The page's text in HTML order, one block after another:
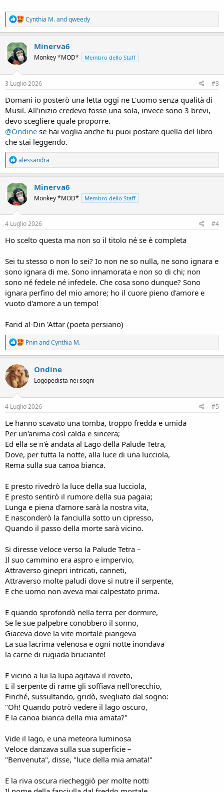
R
e
a
t
i
n
s
Cynthia M.andqweedy
Minerva6
Monkey *MOD* Membro dello Staff
3 Luglio 2026 #3
Domani io posterò una letta oggi ne L'uomo senza qualità di
Musil. All'inizio credevo fosse una sola, invece sono 3 brevi,
devo scegliere quale proporre.
@Ondine se hai voglia anche tu puoi postare quella del libro
che stai leggendo.
R
e
a
c
t
i
o
n
s
alessandra
Minerva6
Monkey *MOD* Membro dello Staff
4 Luglio 2026 #4
Ho scelto questa ma non so il titolo né se è completa
Sei tu stesso o non lo sei? Io non ne so nulla, ne sono ignara e
sono ignara di me. Sono innamorata e non so di chi; non
sono né fedele né infedele. Che cosa sono dunque? Sono
ignara perfino del mio amore; ho il cuore pieno d'amore e
vuoto d'amore a un tempo!
Farid al-Din 'Attar (poeta persiano)
R
e
a
t
i
n
s
PninandCynthia M.
Ondine
Logopedista nei sogni
4 Luglio 2026 #5
Le hanno scavato una tomba, troppo fredda e umida
Per un'anima così calda e sincera;
Ed ella se n'è andata al Lago della Palude Tetra,
Dove, per tutta la notte, alla luce di una lucciola,
Rema sulla sua canoa bianca.
E presto rivedrò la luce della sua lucciola,
E presto sentirò il rumore della sua pagaia;
Lunga e piena d'amore sarà la nostra vita,
E nasconderò la fanciulla sotto un cipresso,
Quando il passo della morte sarà vicino.
Si diresse veloce verso la Palude Tetra –
Il suo cammino era aspro e impervio,
Attraverso ginepri intricati, canneti,
Attraverso molte paludi dove si nutre il serpente,
E che uomo non aveva mai calpestato prima.
E quando sprofondò nella terra per dormire,
Se le sue palpebre conobbero il sonno,
Giaceva dove la vite mortale piangeva
La sua lacrima velenosa e ogni notte inondava
la carne di rugiada bruciante!
E vicino a lui la lupa agitava il roveto,
E il serpente di rame gli soffiava nell'orecchio,
Finché, sussultando, gridò, svegliato dal sogno:
"Oh! Quando potrò vedere il lago oscuro,
E la canoa bianca della mia amata?"
Vide il lago, e una meteora luminosa
Veloce danzava sulla sua superficie –
"Benvenuta", disse, "luce della mia amata!"
E la riva oscura riecheggiò per molte notti